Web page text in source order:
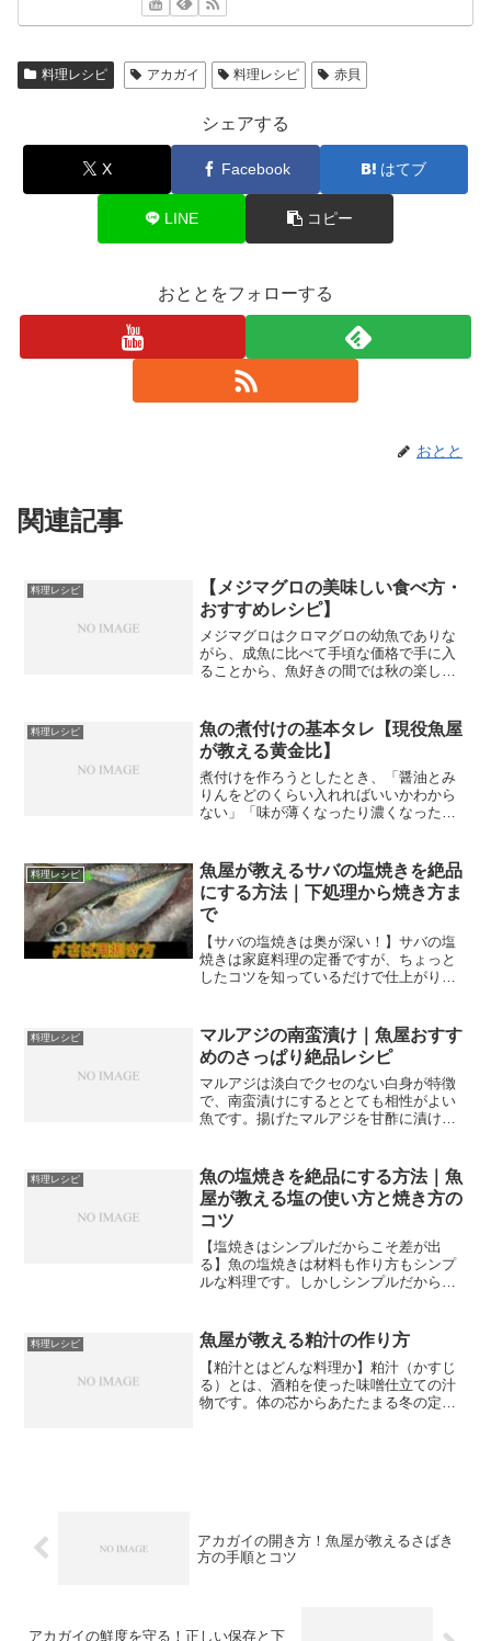
料理レシピ アカガイ 料理レシピ 赤貝
シェアする
X Facebook はてブ
LINE コピー
おととをフォローする
おとと
関連記事
料理レシピ
【メジマグロの美味しい食べ方・
おすすめレシピ】
メジマグロはクロマグロの幼魚でありな
がら、成魚に比べて手頃な価格で手に入
ることから、魚好きの間では秋の楽しみ
脂の旨味とは異なる上品な味わいが特徴
です。今回はメジマグロの...
料理レシピ
魚の煮付けの基本タレ【現役魚屋
が教える黄金比】
煮付けを作ろうとしたとき、「醤油とみ
りんをどのくらい入れればいいかわから
ない」「味が薄くなったり濃くなったり
比があって、それさえ覚えてしまえば、
どんな魚でも安定したおい...
料理レシピ
魚屋が教えるサバの塩焼きを絶品
にする方法｜下処理から焼き方ま
で
【サバの塩焼きは奥が深い！】サバの塩
焼きは家庭料理の定番ですが、ちょっと
したコツを知っているだけで仕上がりが
品の塩焼きを、魚屋ならではのポイント
をまじえながらご紹介しま...
料理レシピ
マルアジの南蛮漬け｜魚屋おすす
めのさっぱり絶品レシピ
マルアジは淡白でクセのない白身が特徴
で、南蛮漬けにするととても相性がよい
魚です。揚げたマルアジを甘酢に漬け込
ので忙しい日の副菜としても重宝し、冷
蔵庫で数日間保存できるの...
料理レシピ
魚の塩焼きを絶品にする方法｜魚
屋が教える塩の使い方と焼き方の
コツ
【塩焼きはシンプルだからこそ差が出
る】魚の塩焼きは材料も作り方もシンプ
ルな料理です。しかしシンプルだからこ
た同じ魚でも、塩の当て方や焼き方を変
えるだけで、お店で食べるよ...
料理レシピ 魚屋が教える粕汁の作り方
【粕汁とはどんな料理か】粕汁（かすじ
る）とは、酒粕を使った味噌仕立ての汁
物です。体の芯からあたたまる冬の定番
アカガイの開き方！魚屋が教えるさばき
方の手順とコツ
アカガイの鮮度を守る！正しい保存と下